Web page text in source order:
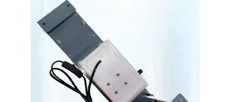
KEBIJAKAN
PRIVASI